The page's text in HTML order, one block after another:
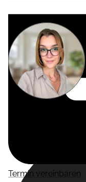
Termin vereinbaren